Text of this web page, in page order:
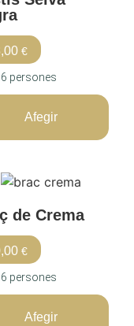
€
6 persones
Afegir
de Crema
€
6 persones
Afegir